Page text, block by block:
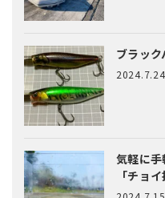
ブラッ
2024.7.24
気軽に手
「チョ